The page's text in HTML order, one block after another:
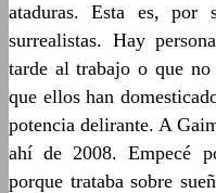
ataduras. Esta es, por
surrealistas. Hay
tarde al trabajo o que
que ellos han
potencia delirante. A
ahí de 2008. Empecé
porque trataba sobre